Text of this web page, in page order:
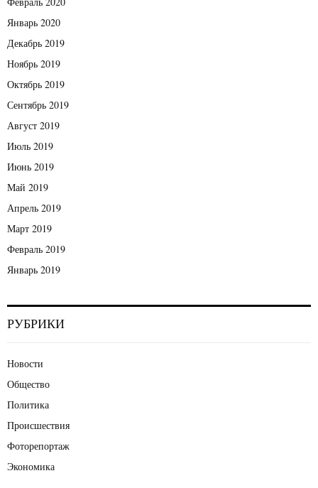
Январь 2020
Декабрь 2019
Ноябрь 2019
Октябрь 2019
Сентябрь 2019
Август 2019
Июль 2019
Июнь 2019
Май 2019
Апрель 2019
Март 2019
Февраль 2019
Январь 2019
РУБРИКИ
Новости
Общество
Политика
Происшествия
Фоторепортаж
Экономика